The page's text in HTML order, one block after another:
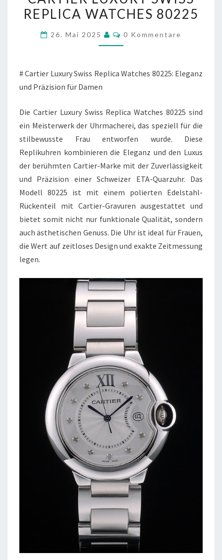
SWISS
WATCHES
REPLICA WATCHES 80225
26. Mai 2025 Kommentare
0 Kommentare
# Cartier Luxury Swiss Replica Watches 80225: Eleganz
und Präzision für Damen
Die Cartier Luxury Swiss Replica Watches 80225 sind
ein Meisterwerk der Uhrmacherei, das speziell für die
stilbewusste Frau entworfen wurde. Diese
Replikuhren kombinieren die Eleganz und den Luxus
der berühmten Cartier-Marke mit der Zuverlässigkeit
und Präzision einer Schweizer ETA-Quarzuhr. Das
Modell 80225 ist mit einem polierten Edelstahl-
Rückenteil mit Cartier-Gravuren ausgestattet und
bietet somit nicht nur funktionale Qualität, sondern
auch ästhetischen Genuss. Die Uhr ist ideal für Frauen,
die Wert auf zeitloses Design und exakte Zeitmessung
legen.